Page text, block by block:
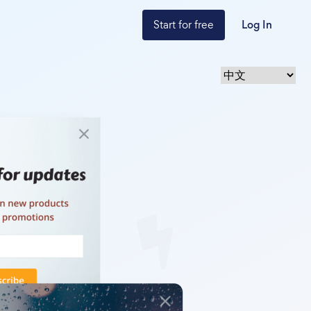
Start for free Log In